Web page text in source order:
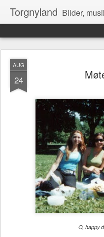
Torgnyland Bilder,
AUG
24
O, happy